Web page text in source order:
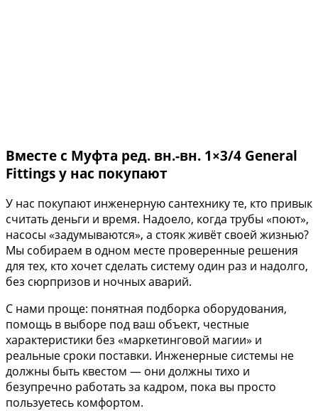
Вместе с Муфта ред. вн.-вн. 1×3/4 General
Fittings у нас покупают
У нас покупают инженерную сантехнику те, кто привык
считать деньги и время. Надоело, когда трубы «поют»,
насосы «задумываются», а стояк живёт своей жизнью?
Мы собираем в одном месте проверенные решения
для тех, кто хочет сделать систему один раз и надолго,
без сюрпризов и ночных аварий.
С нами проще: понятная подборка оборудования,
помощь в выборе под ваш объект, честные
характеристики без «маркетинговой магии» и
реальные сроки поставки. Инженерные системы не
должны быть квестом — они должны тихо и
безупречно работать за кадром, пока вы просто
пользуетесь комфортом.